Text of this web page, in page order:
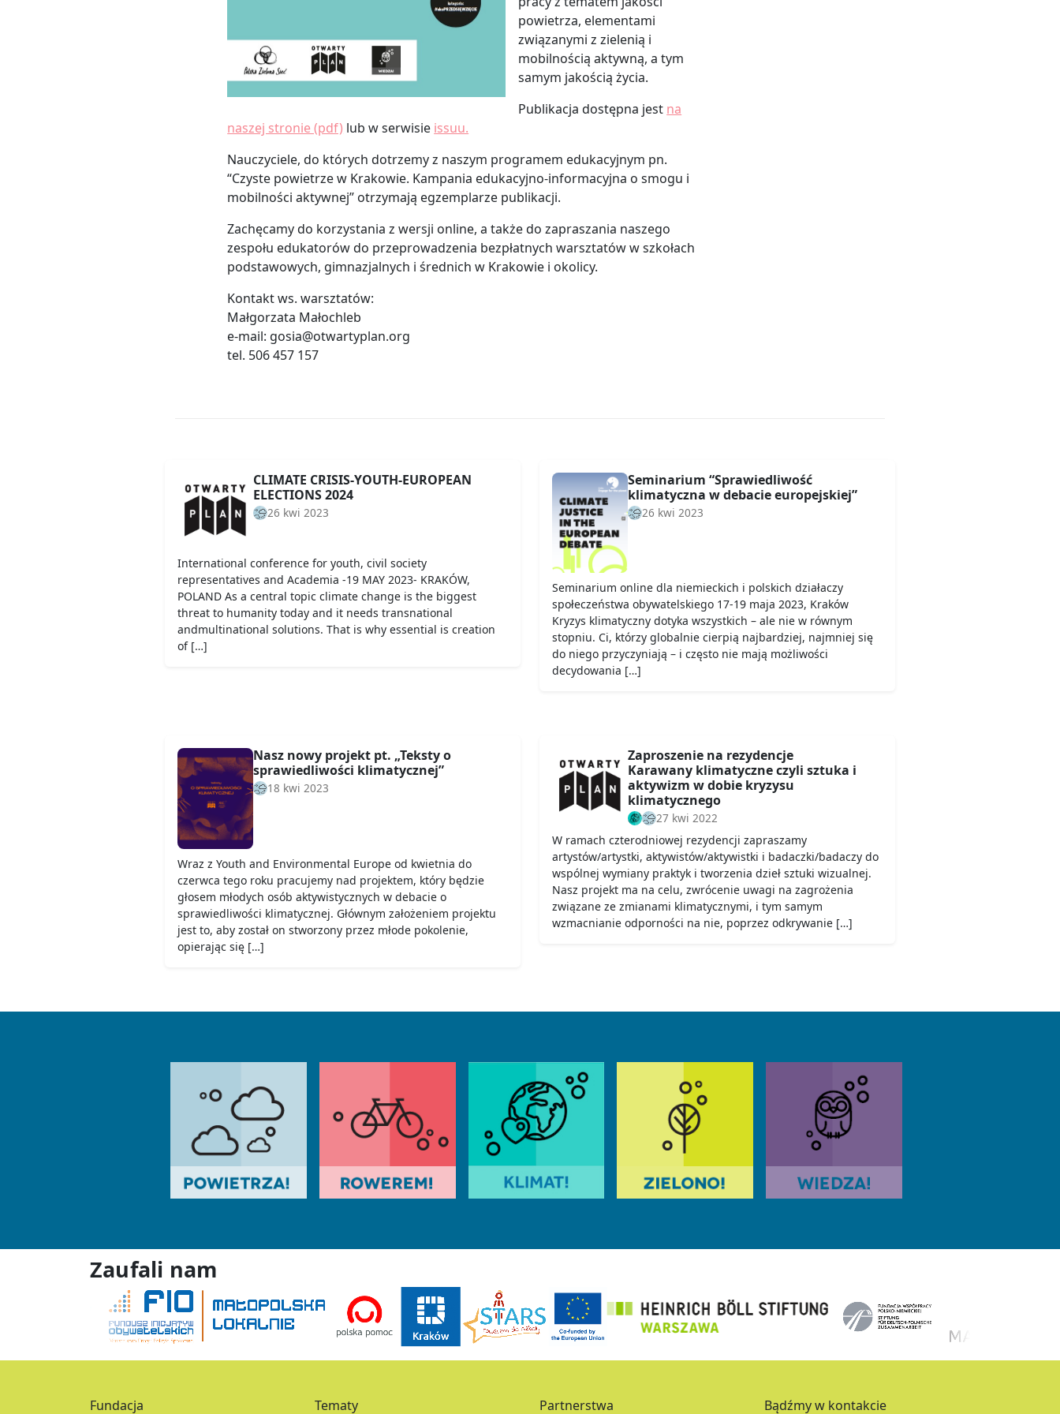
powietrza, elementami
związanymi z zielenią i
mobilnością aktywną, a tym
samym jakością życia.
Publikacja dostępna jest na
naszej stronie (pdf) lub w serwisie issuu.
Nauczyciele, do których dotrzemy z naszym programem edukacyjnym pn.
“Czyste powietrze w Krakowie. Kampania edukacyjno-informacyjna o smogu i
mobilności aktywnej” otrzymają egzemplarze publikacji.
Zachęcamy do korzystania z wersji online, a także do zapraszania naszego
zespołu edukatorów do przeprowadzenia bezpłatnych warsztatów w szkołach
podstawowych, gimnazjalnych i średnich w Krakowie i okolicy.
Kontakt ws. warsztatów:
Małgorzata Małochleb
e-mail: gosia@otwartyplan.org
tel. 506 457 157
CLIMATE CRISIS-YOUTH-EUROPEAN
ELECTIONS 2024
26 kwi 2023
International conference for youth, civil society
representatives and Academia -19 MAY 2023- KRAKÓW,
POLAND As a central topic climate change is the biggest
threat to humanity today and it needs transnational
andmultinational solutions. That is why essential is creation
of […]
Seminarium “Sprawiedliwość
klimatyczna w debacie europejskiej”
26 kwi 2023
Seminarium online dla niemieckich i polskich działaczy
społeczeństwa obywatelskiego 17-19 maja 2023, Kraków
Kryzys klimatyczny dotyka wszystkich – ale nie w równym
stopniu. Ci, którzy globalnie cierpią najbardziej, najmniej się
do niego przyczyniają – i często nie mają możliwości
decydowania […]
Nasz nowy projekt pt. „Teksty o
sprawiedliwości klimatycznej”
18 kwi 2023
Wraz z Youth and Environmental Europe od kwietnia do
czerwca tego roku pracujemy nad projektem, który będzie
głosem młodych osób aktywistycznych w debacie o
sprawiedliwości klimatycznej. Głównym założeniem projektu
jest to, aby został on stworzony przez młode pokolenie,
opierając się […]
Zaproszenie na rezydencje
Karawany klimatyczne czyli sztuka i
aktywizm w dobie kryzysu
klimatycznego
27 kwi 2022
W ramach czterodniowej rezydencji zapraszamy
artystów/artystki, aktywistów/aktywistki i badaczki/badaczy do
wspólnej wymiany praktyk i tworzenia dzieł sztuki wizualnej.
Nasz projekt ma na celu, zwrócenie uwagi na zagrożenia
związane ze zmianami klimatycznymi, i tym samym
wzmacnianie odporności na nie, poprzez odkrywanie […]
Zaufali nam
Fundacja Tematy Partnerstwa Bądźmy w kontakcie